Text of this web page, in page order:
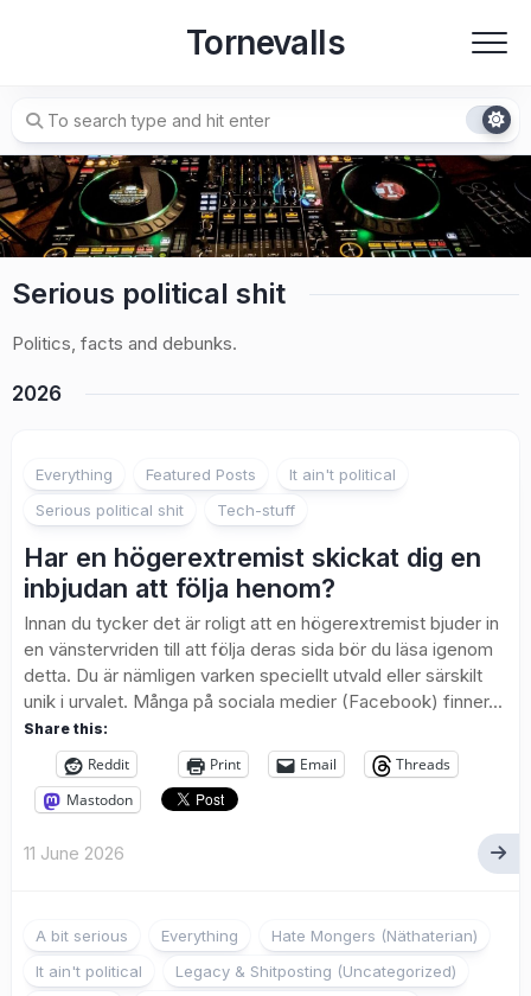
Tornevalls
Serious political shit
Politics, facts and debunks.
2026
Everything Featured Posts
It ain't political
Serious political shit
Tech-stuff
Har en högerextremist skickat dig en
inbjudan att följa henom?
Innan du tycker det är roligt att en högerextremist bjuder in
en vänstervriden till att följa deras sida bör du läsa igenom
detta. Du är nämligen varken speciellt utvald eller särskilt
unik i urvalet. Många på sociala medier (Facebook) finner...
Share this:
Reddit Print Email
Threads
Mastodon
11 June 2026
A bit serious Everything
Hate Mongers (Näthaterian)
It ain't political
Legacy & Shitposting (Uncategorized)